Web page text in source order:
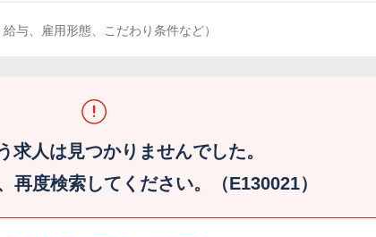
給与、雇用形態、こだわり条件など）
求人は見つかりませんでした。
再度検索してください。（E130021）